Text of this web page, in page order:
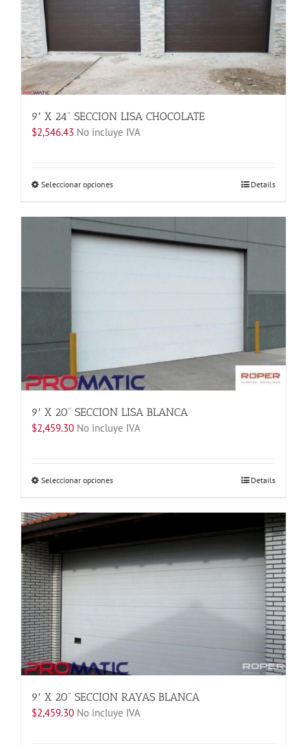
pueden
en
la
página
de
producto
9′ X 24” SECCION LISA CHOCOLATE
$2,546.43 No incluye IVA
Seleccionar opcionesEste
tiene
múltiples
variantes.
página
de
Details
9′ X 20” SECCION LISA BLANCA
$2,459.30 No incluye IVA
Seleccionar opcionesEste
tiene
múltiples
variantes.
Las
opciones
página
de
producto
Details
9′ X 20” SECCION RAYAS BLANCA
$2,459.30 No incluye IVA